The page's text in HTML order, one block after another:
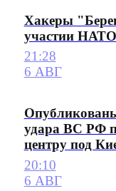
Хакеры
участии
21:28
6 АВГ
удара ВС РФ
центру под
20:10
6 АВГ